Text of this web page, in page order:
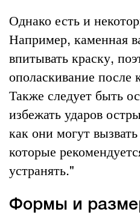
Однако есть и
Например, каменная
впитывать краску,
ополаскивание после
Также следует быть
избежать ударов
как они могут
которые
устранять."
Формы и